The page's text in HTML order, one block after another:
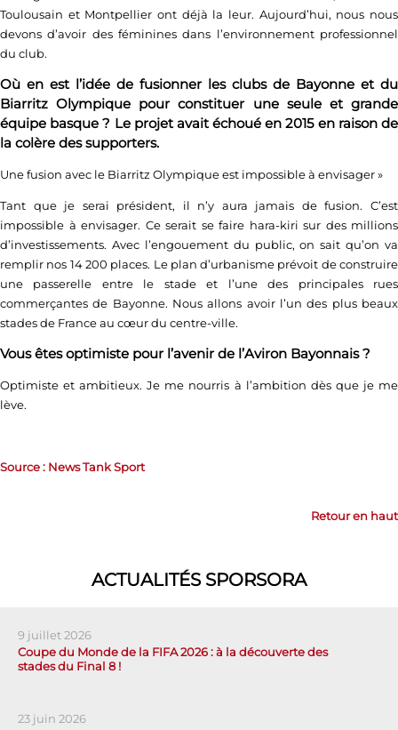
Toulousain et Montpellier ont déjà la leur. Aujourd’hui, nous nous
devons d’avoir des féminines dans l’environnement professionnel
du club.
Où en est l’idée de fusionner les clubs de Bayonne et du
Biarritz Olympique pour constituer une seule et grande
équipe basque ? Le projet avait échoué en 2015 en raison de
la colère des supporters.
Une fusion avec le Biarritz Olympique est impossible à envisager»
Tant que je serai président, il n’y aura jamais de fusion. C’est
impossible à envisager. Ce serait se faire hara-kiri sur des millions
d’investissements. Avec l’engouement du public, on sait qu’on va
remplir nos 14 200 places. Le plan d’urbanisme prévoit de construire
une passerelle entre le stade et l’une des principales rues
commerçantes de Bayonne. Nous allons avoir l’un des plus beaux
stades de France au cœur du centre-ville.
Vous êtes optimiste pour l’avenir de l’Aviron Bayonnais ?
Optimiste et ambitieux. Je me nourris à l’ambition dès que je me
lève.
Source : News Tank Sport
Retour en haut
ACTUALITÉS SPORSORA
9 juillet 2026
Coupe du Monde de la FIFA 2026 : à la découverte des
stades du Final 8 !
23 juin 2026